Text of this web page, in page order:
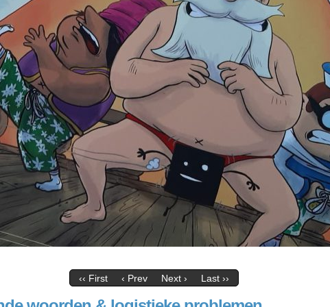
‹‹ First ‹ Prev Next › Last ››